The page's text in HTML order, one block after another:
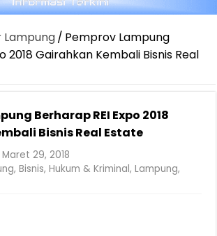
Lampung/ Pemprov Lampung
2018 Gairahkan Kembali Bisnis Real
Berharap REI Expo 2018
Bisnis Real Estate
Maret 29, 2018
,Bisnis,Hukum & Kriminal,Lampung,